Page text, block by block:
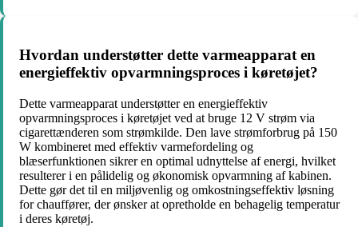
Hvordan understøtter dette varmeapparat en
energieffektiv opvarmningsproces i køretøjet?
Dette varmeapparat understøtter en energieffektiv
opvarmningsproces i køretøjet ved at bruge 12 V strøm via
cigarettænderen som strømkilde. Den lave strømforbrug på 150
W kombineret med effektiv varmefordeling og
blæserfunktionen sikrer en optimal udnyttelse af energi, hvilket
resulterer i en pålidelig og økonomisk opvarmning af kabinen.
Dette gør det til en miljøvenlig og omkostningseffektiv løsning
for chauffører, der ønsker at opretholde en behagelig temperatur
i deres køretøj.